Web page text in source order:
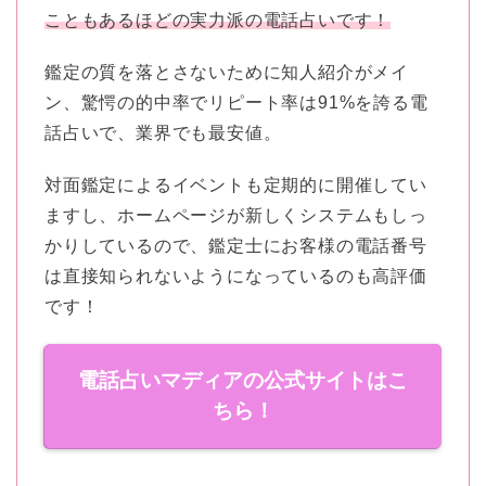
こともあるほどの実力派の電話占いです！
鑑定の質を落とさないために知人紹介がメイ
ン、驚愕の的中率でリピート率は91%を誇る電
話占いで、業界でも最安値。
対面鑑定によるイベントも定期的に開催してい
ますし、ホームページが新しくシステムもしっ
かりしているので、鑑定士にお客様の電話番号
は直接知られないようになっているのも高評価
です！
電話占いマディアの公式サイトはこ
ちら！